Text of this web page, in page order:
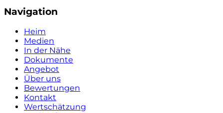
Navigation
Heim
Medien
In der Nähe
Dokumente
Angebot
Über uns
Bewertungen
Kontakt
Wertschätzung